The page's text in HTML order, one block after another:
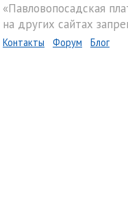
«Павловопосадская
на других сайтах
Контакты Форум Блог